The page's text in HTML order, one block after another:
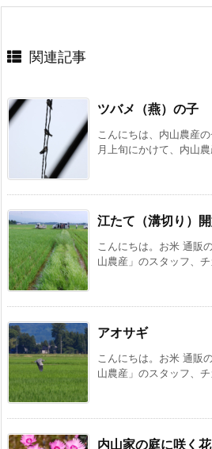
関連記事
ツバメ（燕）の子
こんにちは、内山農産
月上旬にかけて、内山
江たて（溝切り）
こんにちは。お米 通販
山農産」のスタッフ、
アオサギ
こんにちは。お米 通販
山農産」のスタッフ、
内山家の庭に咲く